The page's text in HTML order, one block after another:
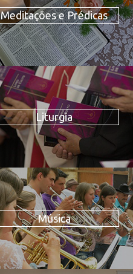
Meditações e Prédicas
Liturgia
Música